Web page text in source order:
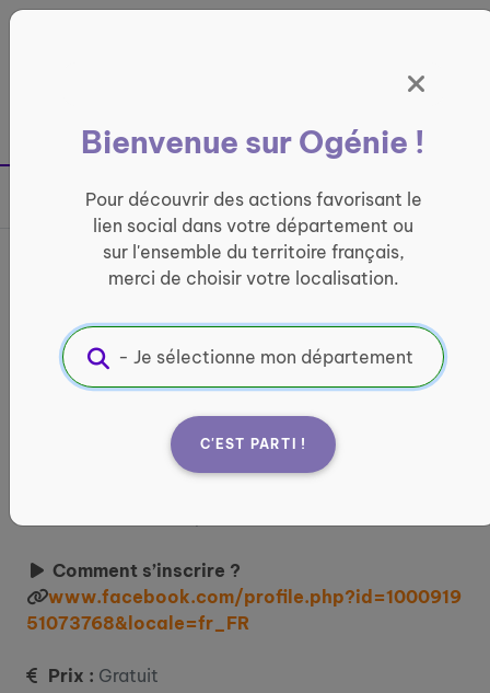
France entière
Bienvenue sur Ogénie !
Pour découvrir des actions favorisant le
lien social dans votre département ou
sur l'ensemble du territoire français,
merci de choisir votre localisation.
C'EST PARTI !
Partager sur
Café multiservices -
Auberge de la Fontaine
CONVIVIALITÉ
Informations pratiques :
Comment s’inscrire ?
www.facebook.com/profile.php?id=1000919
51073768&locale=fr_FR
Prix : Gratuit
Panneau de gestion des cookies